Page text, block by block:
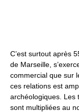
C’est surtout après
de Marseille,
commercial que sur
ces relations est
archéologiques. Les
sont multipliées au